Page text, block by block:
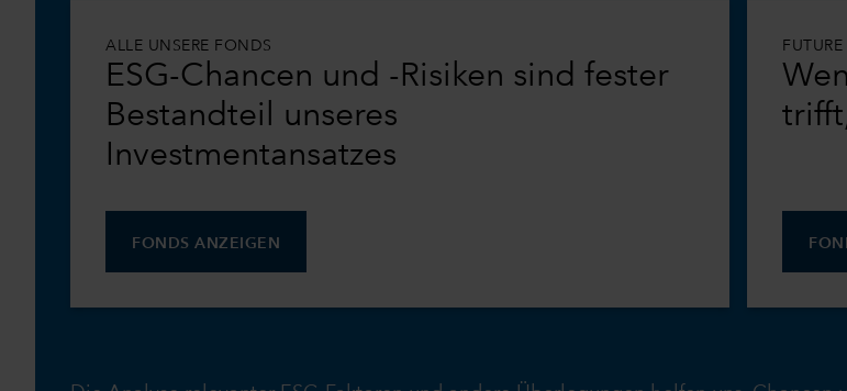
ALLE UNSERE FONDS
ESG-Chancen und -Risiken sind fester
Bestandteil unseres
Investmentansatzes
FONDS ANZEIGEN